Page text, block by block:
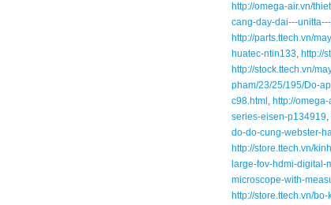
http://omega-air.vn/
cang-day-dai---
http://parts.ttech.vn/
huatec-ntin133, http://
http://stock.ttech.vn/
pham/23/25/195/Do-
c98.html , http://
series-eisen-p134919,
do-do-cung-webster-
http://store.ttech.vn/
large-fov-hdmi-digital-
microscope-with-
http://store.ttech.vn/